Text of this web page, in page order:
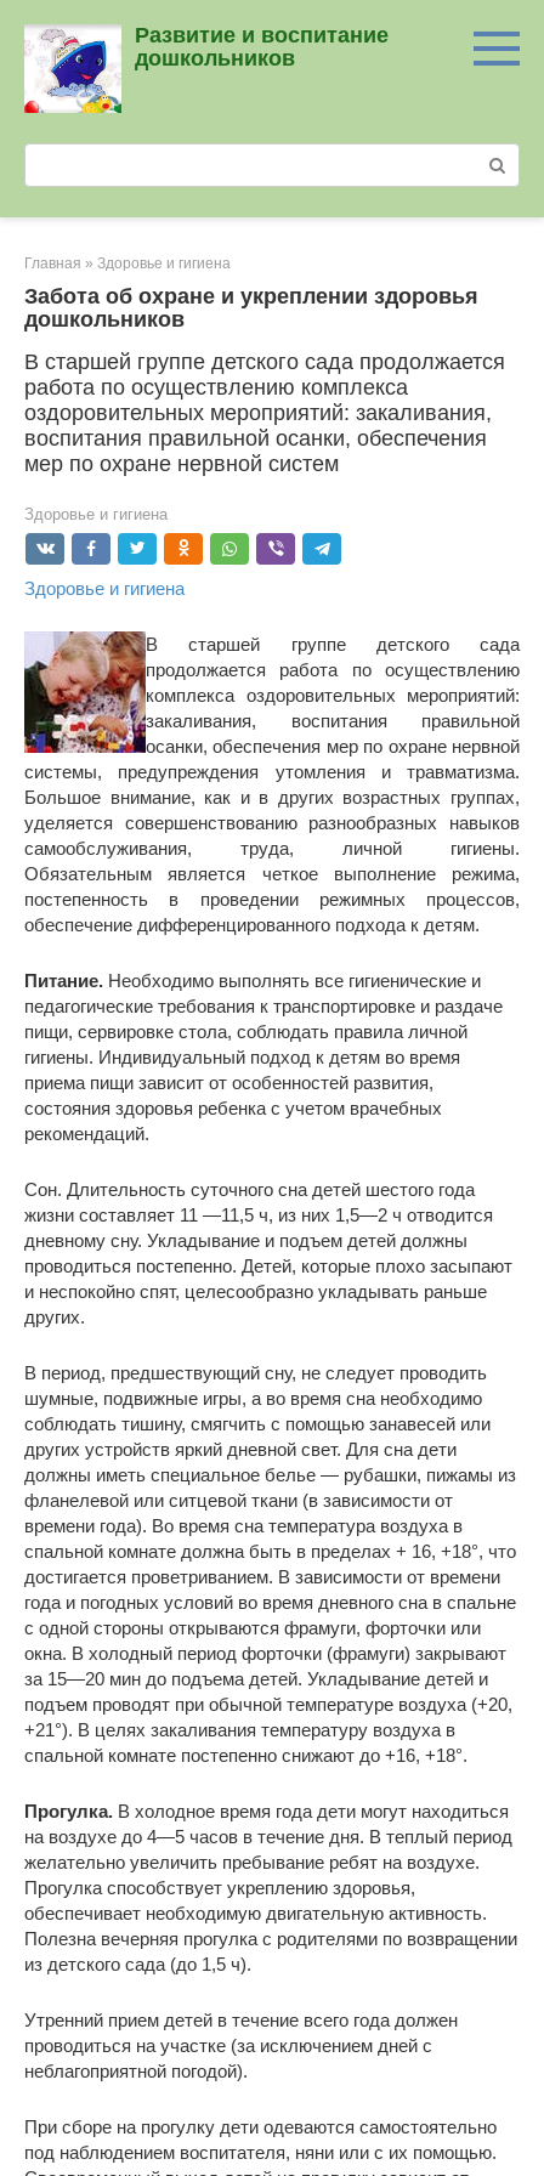
контенту
Развитие и воспитание
дошкольников
Главная » Здоровье и гигиена
Забота об охране и укреплении здоровья
дошкольников
В старшей группе детского сада продолжается
работа по осуществлению комплекса
оздоровительных мероприятий: закаливания,
воспитания правильной осанки, обеспечения
мер по охране нервной систем
Здоровье и гигиена
Здоровье и гигиена
В старшей группе детского сада
продолжается работа по осуществлению
комплекса оздоровительных мероприятий:
закаливания, воспитания правильной
осанки, обеспечения мер по охране нервной
системы, предупреждения утомления и травматизма.
Большое внимание, как и в других возрастных группах,
уделяется совершенствованию разнообразных навыков
самообслуживания, труда, личной гигиены.
Обязательным является четкое выполнение режима,
постепенность в проведении режимных процессов,
обеспечение дифференцированного подхода к детям.
Питание. Необходимо выполнять все гигиенические и
педагогические требования к транспортировке и раздаче
пищи, сервировке стола, соблюдать правила личной
гигиены. Индивидуальный подход к детям во время
приема пищи зависит от особенностей развития,
состояния здоровья ребенка с учетом врачебных
рекомендаций.
Сон. Длительность суточного сна детей шестого года
жизни составляет 11 —11,5 ч, из них 1,5—2 ч отводится
дневному сну. Укладывание и подъем детей должны
проводиться постепенно. Детей, которые плохо засыпают
и неспокойно спят, целесообразно укладывать раньше
других.
В период, предшествующий сну, не следует проводить
шумные, подвижные игры, а во время сна необходимо
соблюдать тишину, смягчить с помощью занавесей или
других устройств яркий дневной свет. Для сна дети
должны иметь специальное белье — рубашки, пижамы из
фланелевой или ситцевой ткани (в зависимости от
времени года). Во время сна температура воздуха в
спальной комнате должна быть в пределах + 16, +18°, что
достигается проветриванием. В зависимости от времени
года и погодных условий во время дневного сна в спальне
с одной стороны открываются фрамуги, форточки или
окна. В холодный период форточки (фрамуги) закрывают
за 15—20 мин до подъема детей. Укладывание детей и
подъем проводят при обычной температуре воздуха (+20,
+21°). В целях закаливания температуру воздуха в
спальной комнате постепенно снижают до +16, +18°.
Прогулка. В холодное время года дети могут находиться
на воздухе до 4—5 часов в течение дня. В теплый период
желательно увеличить пребывание ребят на воздухе.
Прогулка способствует укреплению здоровья,
обеспечивает необходимую двигательную активность.
Полезна вечерняя прогулка с родителями по возвращении
из детского сада (до 1,5 ч).
Утренний прием детей в течение всего года должен
проводиться на участке (за исключением дней с
неблагоприятной погодой).
При сборе на прогулку дети одеваются самостоятельно
под наблюдением воспитателя, няни или с их помощью.